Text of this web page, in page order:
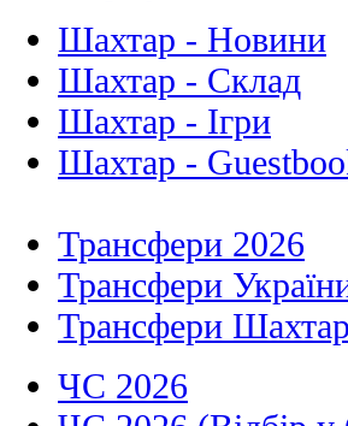
Шахтар - Новини
Шахтар - Склад
Шахтар - Ігри
Шахтар -
Трансфери 2026
Трансфери
Трансфери
ЧС 2026